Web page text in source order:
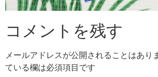
コメントを残す
メールアドレスが公開されることはあり
ている欄は必須項目です